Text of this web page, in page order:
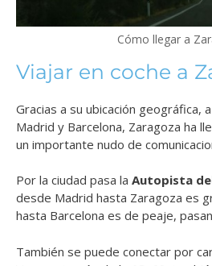
Cómo llegar a
Viajar en coche a
Gracias a su ubicación geográfica,
Madrid y Barcelona, Zaragoza ha
un importante nudo de
Por la ciudad pasa la Autopista
desde Madrid hasta Zaragoza es
hasta Barcelona es de peaje,
También se puede conectar por